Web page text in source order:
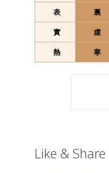
表
裏
實
虛
熱
寒
Like & Share